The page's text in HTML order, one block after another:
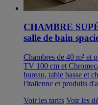
CHAMBRE
salle de bain
Chambres de 40 m²
TV 100 cm et
bureau, table basse et
l'italienne et produits
Voir les tarifs Voir les